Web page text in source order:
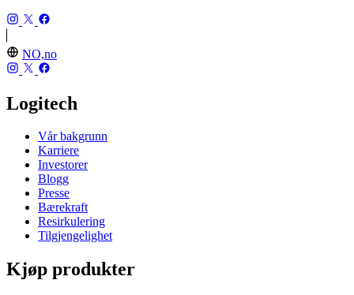
NO,no
Logitech
Vår bakgrunn
Karriere
Investorer
Blogg
Presse
Bærekraft
Resirkulering
Tilgjengelighet
Kjøp produkter